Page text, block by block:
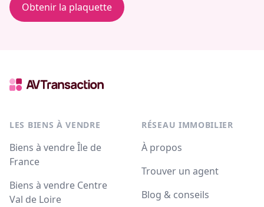
Obtenir la plaquette
LES BIENS À VENDRE
Biens à vendre Île de
France
Biens à vendre Centre
Val de Loire
RÉSEAU IMMOBILIER
À propos
Trouver un agent
Blog & conseils